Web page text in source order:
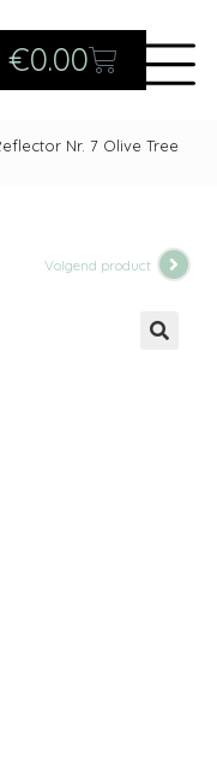
€0.00
Nr. 7 Olive Tree
Volgend product